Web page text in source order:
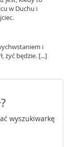
w Duchu i
i
żyć będzie. [...]
wyszukiwarkę